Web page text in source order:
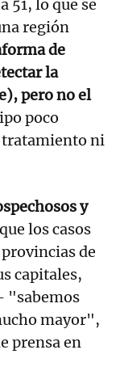
51, lo que se
región
de
la
pero no el
poco
tratamiento ni
y
los casos
de
capitales,
"sabemos
mayor",
prensa en